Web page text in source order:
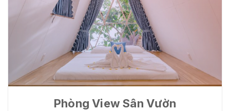
Phòng View Sân Vườn